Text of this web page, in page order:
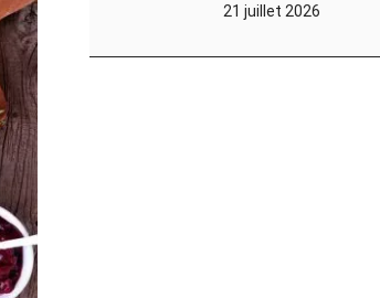
21 juillet 2026